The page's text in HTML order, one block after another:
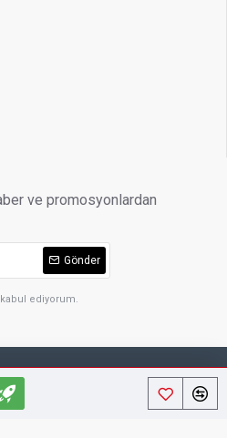
ve promosyonlardan
Gönder
ediyorum.
All Rights Reserved